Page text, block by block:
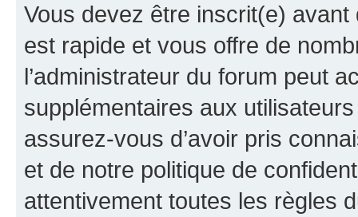
Vous devez être inscrit(e) avant
est rapide et vous offre de
l’administrateur du forum peut
supplémentaires aux
assurez-vous d’avoir pris
et de notre politique de
attentivement toutes les règles